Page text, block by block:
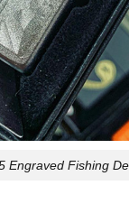
Engraved Fishing